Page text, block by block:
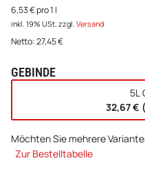
6,53 € pro 1 l
inkl. 19% USt. zzgl. Versand
Netto:27,45€
GEBINDE
wählen
5L
32,67 €
Möchten Sie mehrere
Zur Bestelltabelle